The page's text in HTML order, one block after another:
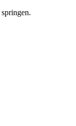
springen.